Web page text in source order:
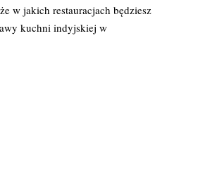
w jakich restauracjach będziesz
kuchni indyjskiej w